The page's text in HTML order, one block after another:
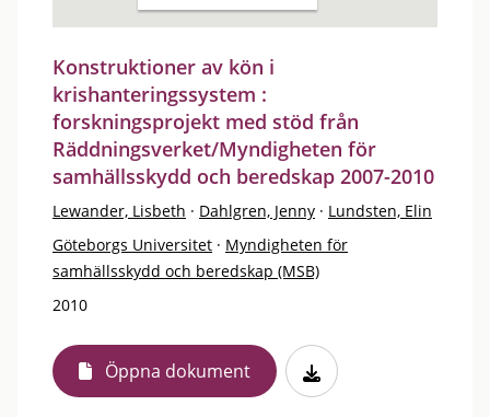
Konstruktioner av kön i
krishanteringssystem :
forskningsprojekt med stöd från
Räddningsverket/Myndigheten för
samhällsskydd och beredskap 2007-2010
Lewander, Lisbeth · Dahlgren, Jenny · Lundsten, Elin
Göteborgs Universitet · Myndigheten för
samhällsskydd och beredskap (MSB)
2010
Öppna dokument